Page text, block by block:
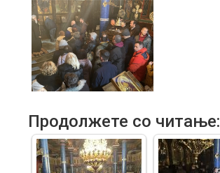
Продолжете со читање: